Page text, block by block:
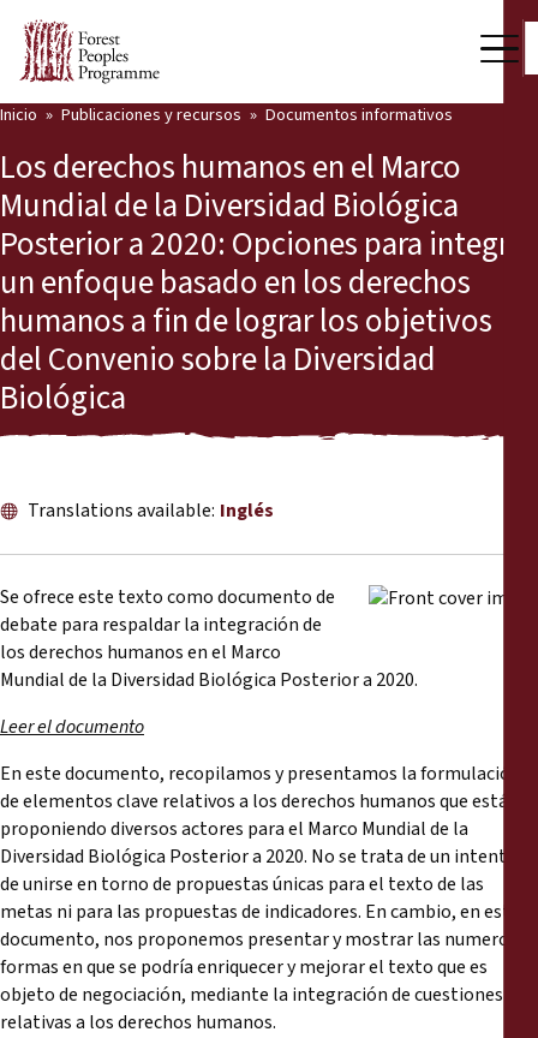
Quiénes somos
Apóyenos
Nuestro trabajo
Voces comunitarias
Socios y Países
Últimas noticias
Publicaciones y recursos
Back
Publicaciones y recursos
Informes
Comunicados de prensa
Materiales de capacitación
Presentaciones legales
Declaraciones
Informes anuales
Inicio Publicaciones y recursos Documentos informativos
Los derechos humanos en el Marco
Mundial de la Diversidad Biológica
Posterior a 2020: Opciones para integrar
un enfoque basado en los derechos
humanos a fin de lograr los objetivos
del Convenio sobre la Diversidad
Biológica
Translations available: Inglés
Se ofrece este texto como documento de
debate para respaldar la integración de
los derechos humanos en el Marco
Mundial de la Diversidad Biológica Posterior a 2020.
Leer el documento
En este documento, recopilamos y presentamos la formulación
de elementos clave relativos a los derechos humanos que están
proponiendo diversos actores para el Marco Mundial de la
Diversidad Biológica Posterior a 2020. No se trata de un intento
de unirse en torno de propuestas únicas para el texto de las
metas ni para las propuestas de indicadores. En cambio, en este
documento, nos proponemos presentar y mostrar las numerosas
formas en que se podría enriquecer y mejorar el texto que es
objeto de negociación, mediante la integración de cuestiones
relativas a los derechos humanos.